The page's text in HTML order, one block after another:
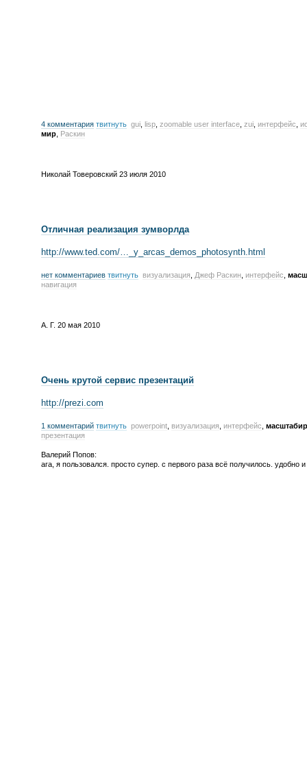
4 комментария твитнуть gui lisp zoomable user interface zui интерфейс
мир Раскин
Николай Товеровский 23 июля 2010
Отличная реализация зумворлда
http://www.ted.com/…_y_arcas_demos_photosynth.html
нет комментариев твитнуть визуализация Джеф Раскин интерфейс
навигация
А. Г. 20 мая 2010
Очень крутой сервис презентаций
http://prezi.com
1 комментарий твитнуть powerpoint визуализация интерфейс
презентация
Валерий Попов:
ага, я пользовался. просто супер. с первого раза всё получилось. удобно